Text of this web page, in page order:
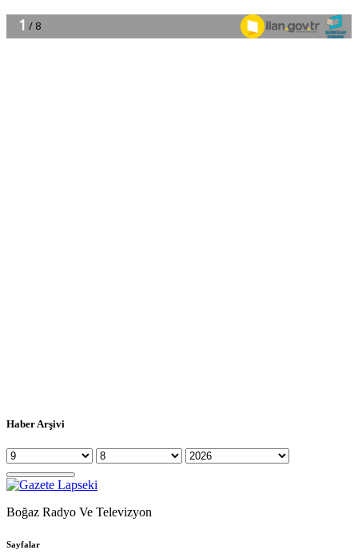
Haber Arşivi
Boğaz Radyo Ve Televizyon
Sayfalar